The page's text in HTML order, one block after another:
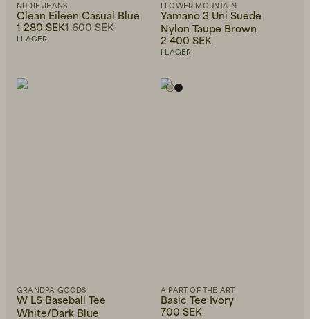
NUDIE JEANS
Clean Eileen Casual Blue
1 600 SEK
1 280 SEK
I LAGER
FLOWER MOUNTAIN
Yamano 3 Uni Suede
Nylon Taupe Brown
2 400 SEK
I LAGER
GRANDPA GOODS
W LS Baseball Tee
White/Dark Blue
A PART OF THE ART
Basic Tee Ivory
700 SEK